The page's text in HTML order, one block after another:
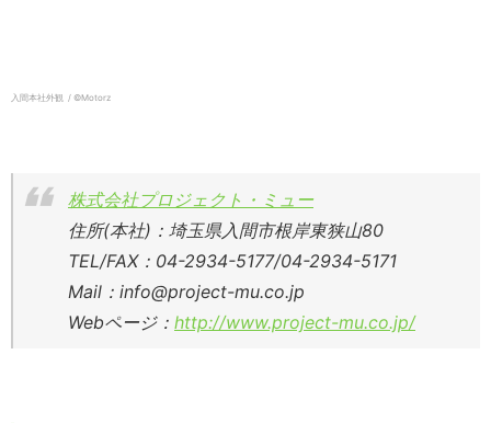
入間本社外観 / ©️Motorz
株式会社プロジェクト・ミュー
住所(本社)：埼玉県入間市根岸東狭山80
TEL/FAX：04-2934-5177/04-2934-5171
Mail：info@project-mu.co.jp
Webページ： http://www.project-mu.co.jp/